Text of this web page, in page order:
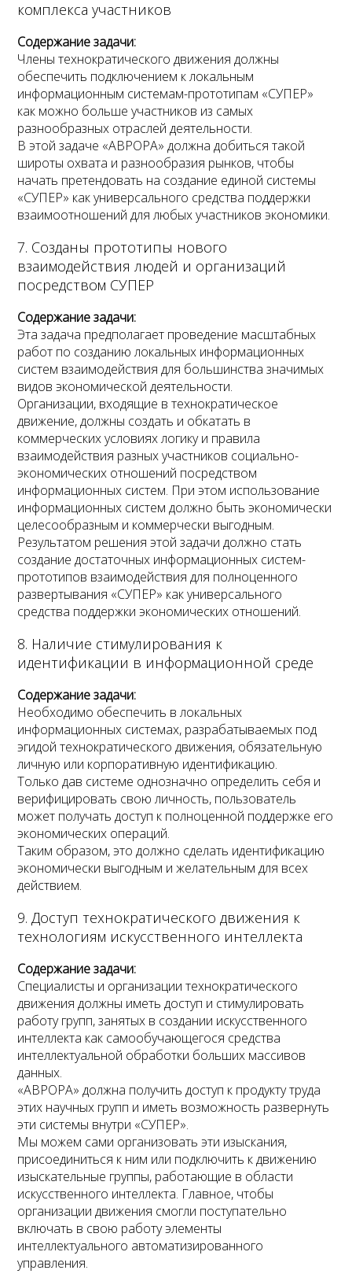
комплекса участников
Содержание задачи:
Члены технократического движения должны
обеспечить подключением к локальным
информационным системам-прототипам «СУПЕР»
как можно больше участников из самых
разнообразных отраслей деятельности.
В этой задаче «АВРОРА» должна добиться такой
широты охвата и разнообразия рынков, чтобы
начать претендовать на создание единой системы
«СУПЕР» как универсального средства поддержки
взаимоотношений для любых участников экономики.
7. Созданы прототипы нового
взаимодействия людей и организаций
посредством СУПЕР
Содержание задачи:
Эта задача предполагает проведение масштабных
работ по созданию локальных информационных
систем взаимодействия для большинства значимых
видов экономической деятельности.
Организации, входящие в технократическое
движение, должны создать и обкатать в
коммерческих условиях логику и правила
взаимодействия разных участников социально-
экономических отношений посредством
информационных систем. При этом использование
информационных систем должно быть экономически
целесообразным и коммерчески выгодным.
Результатом решения этой задачи должно стать
создание достаточных информационных систем-
прототипов взаимодействия для полноценного
развертывания «СУПЕР» как универсального
средства поддержки экономических отношений.
8. Наличие стимулирования к
идентификации в информационной среде
Содержание задачи:
Необходимо обеспечить в локальных
информационных системах, разрабатываемых под
эгидой технократического движения, обязательную
личную или корпоративную идентификацию.
Только дав системе однозначно определить себя и
верифицировать свою личность, пользователь
может получать доступ к полноценной поддержке его
экономических операций.
Таким образом, это должно сделать идентификацию
экономически выгодным и желательным для всех
действием.
9. Доступ технократического движения к
технологиям искусственного интеллекта
Содержание задачи:
Специалисты и организации технократического
движения должны иметь доступ и стимулировать
работу групп, занятых в создании искусственного
интеллекта как самообучающегося средства
интеллектуальной обработки больших массивов
данных.
«АВРОРА» должна получить доступ к продукту труда
этих научных групп и иметь возможность развернуть
эти системы внутри «СУПЕР».
Мы можем сами организовать эти изыскания,
присоединиться к ним или подключить к движению
изыскательные группы, работающие в области
искусственного интеллекта. Главное, чтобы
организации движения смогли поступательно
включать в свою работу элементы
интеллектуального автоматизированного
управления.